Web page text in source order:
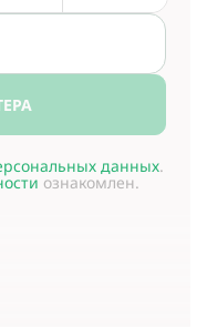
данных.
ознакомлен.